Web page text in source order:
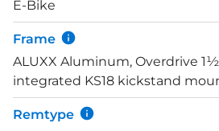
voorvork. De Axa Blueline
Axa Bleuline achterlamp geven
zichtbaarheid en zicht aan de voorzijde.
tussen de Explore E+ 2 en
display. Deze 2 D is voorzien
Dash bediening en display.
E-Bike
Frame
ALUXX Aluminum, Overdrive
integrated KS18 kickstand
Remtype